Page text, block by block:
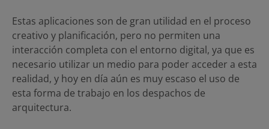
Estas aplicaciones son de gran utilidad en el proceso
creativo y planificación, pero no permiten una
interacción completa con el entorno digital, ya que es
necesario utilizar un medio para poder acceder a esta
realidad, y hoy en día aún es muy escaso el uso de
esta forma de trabajo en los despachos de
arquitectura.